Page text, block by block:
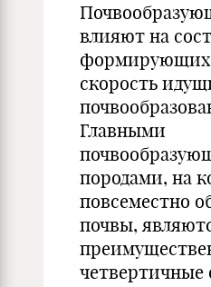
влияют на
скорость
Главными
породами, на
повсеместно
почвы,
четвертичные